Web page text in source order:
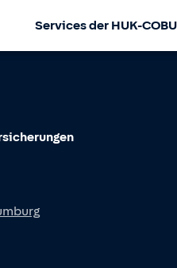
Services der HUK-